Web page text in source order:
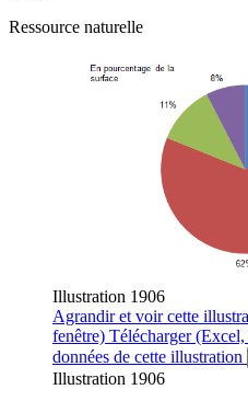
Ressource naturelle
Illustration 1906
Agrandiret voir cette
fenêtre) Télécharger
données de cette illustration
Illustration 1906